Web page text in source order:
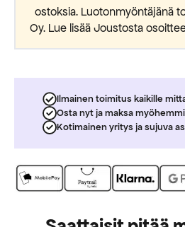
ostoksia. Luotonmyöntäjänä
Oy. Lue lisää Joustosta
Ilmainen toimitus kaikille
Osta nyt ja maksa
Kotimainen yritys ja sujuva